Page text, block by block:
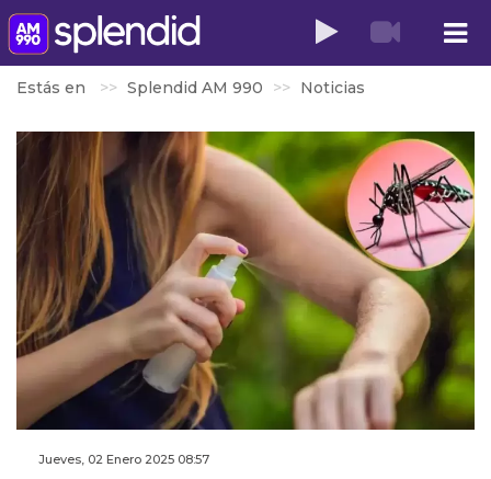
Estás en Splendid AM 990 Noticias
Jueves, 02 Enero 2025 08:57